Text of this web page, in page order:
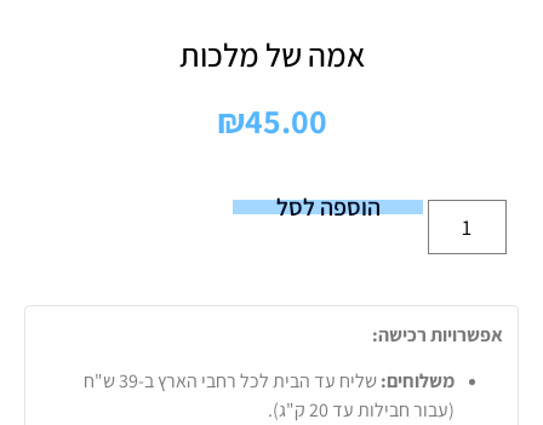
אמה של מלכות
₪45.00
הוספה לסל
אפשרויות רכישה:
משלוחים:
שליח עד הבית לכל רחבי הארץ ב-39 ש"ח
(עבור חבילות עד 20 ק"ג).